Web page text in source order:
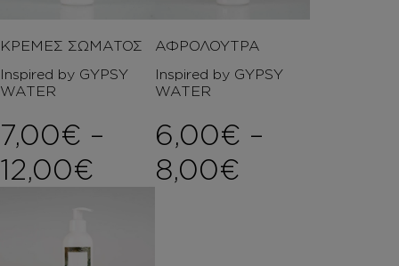
ΚΡΕΜΕΣ ΣΩΜΑΤΟΣ
Inspired by GYPSY
WATER
7,00€ –
12,00€ Price range: 7,00€
ΑΦΡΟΛΟΥΤΡΑ
Inspired by GYPSY
WATER
6,00€ –
8,00€